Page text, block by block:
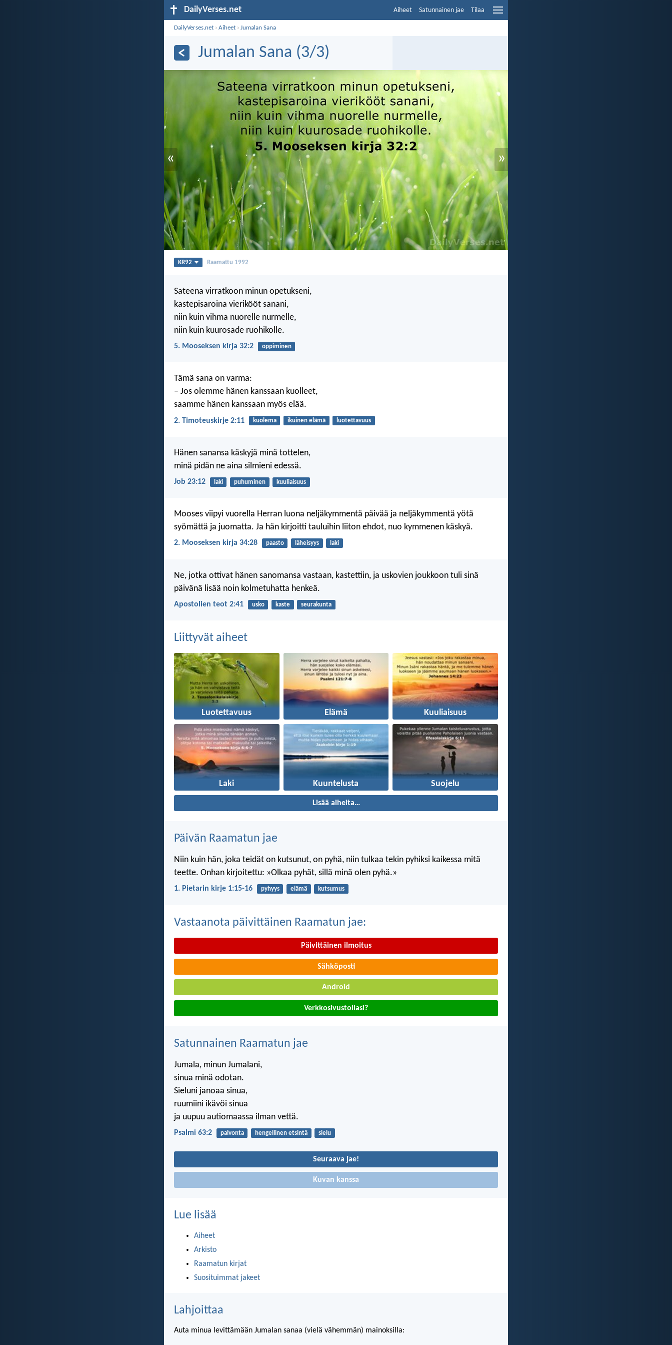
DailyVerses.net Aiheet Satunnainen jae Tilaa
DailyVerses.net ›Aiheet ›Jumalan Sana
Jumalan Sana (3/3)
« »
KR92 Raamattu 1992
Sateena virratkoon minun opetukseni,
kastepisaroina vierikööt sanani,
niin kuin vihma nuorelle nurmelle,
niin kuin kuurosade ruohikolle.
5. Mooseksen kirja 32:2 oppiminen
Tämä sana on varma:
– Jos olemme hänen kanssaan kuolleet,
saamme hänen kanssaan myös elää.
2. Timoteuskirje 2:11 kuolema ikuinen elämä luotettavuus
Hänen sanansa käskyjä minä tottelen,
minä pidän ne aina silmieni edessä.
Job 23:12 laki puhuminen kuuliaisuus
Mooses viipyi vuorella Herran luona neljäkymmentä päivää ja neljäkymmentä yötä
syömättä ja juomatta. Ja hän kirjoitti tauluihin liiton ehdot, nuo kymmenen käskyä.
2. Mooseksen kirja 34:28 paasto läheisyys laki
Ne, jotka ottivat hänen sanomansa vastaan, kastettiin, ja uskovien joukkoon tuli sinä
päivänä lisää noin kolmetuhatta henkeä.
Apostolien teot 2:41 usko kaste seurakunta
Liittyvät aiheet
Luotettavuus Elämä Kuuliaisuus
Laki Kuuntelusta Suojelu
Lisää aiheita…
Päivän Raamatun jae
Niin kuin hän, joka teidät on kutsunut, on pyhä, niin tulkaa tekin pyhiksi kaikessa mitä
teette. Onhan kirjoitettu: »Olkaa pyhät, sillä minä olen pyhä.»
1. Pietarin kirje 1:15-16 pyhyys elämä kutsumus
Vastaanota päivittäinen Raamatun jae:
Päivittäinen ilmoitus
Sähköposti
Android
Verkkosivustollasi?
Satunnainen Raamatun jae
Jumala, minun Jumalani,
sinua minä odotan.
Sieluni janoaa sinua,
ruumiini ikävöi sinua
ja uupuu autiomaassa ilman vettä.
Psalmi 63:2 palvonta hengellinen etsintä sielu
Seuraava jae!
Kuvan kanssa
Lue lisää
Aiheet
Arkisto
Raamatun kirjat
Suosituimmat jakeet
Lahjoittaa
Auta minua levittämään Jumalan sanaa (vielä vähemmän) mainoksilla: